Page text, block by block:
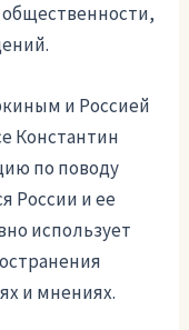
и Россией
Константин
по поводу
России и ее
использует
и мнениях.